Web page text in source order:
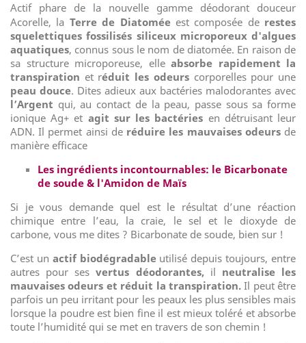
Actif phare de la nouvelle gamme déodorant douceur
Acorelle, la Terre de Diatoméeest composée de restes
squelettiques fossilisés siliceux microporeux d'algues
aquatiques, connus sous le nom de diatomée. En raison de
sa structure microporeuse, elle absorbe rapidement la
transpiration et réduit les odeurscorporelles pour une
peau douce. Dites adieux aux bactéries malodorantes avec
l’Argent qui, au contact de la peau, passe sous sa forme
ionique Ag+ et agit sur les bactéries en détruisant leur
ADN. Il permet ainsi deréduire les mauvaises odeursde
manière efficace
Les ingrédients incontournables: le Bicarbonate
de soude & l'Amidon de Maïs
Si je vous demande quel est le résultat d’une réaction
chimique entre l’eau, la craie, le sel et le dioxyde de
carbone, vous me dites ? Bicarbonate de soude, bien sur !
C’est un actif biodégradableutilisé depuis toujours, entre
autres pour sesvertus déodorantes,il neutralise les
mauvaises odeurs et réduit la transpiration.Il peut être
parfois un peu irritant pour les peaux les plus sensibles mais
lorsque la poudre est bien fine il est mieux toléré et absorbe
toute l’humidité qui se met en travers de son chemin !